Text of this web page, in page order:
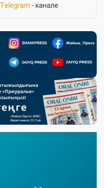
Telegram - канале